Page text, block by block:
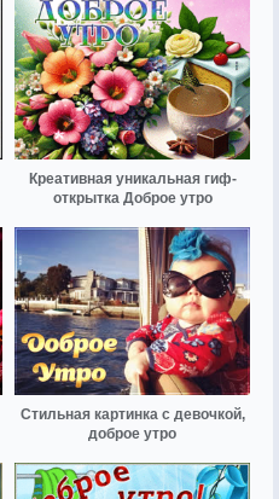
Креативная уникальная гиф-
открытка Доброе утро
Стильная картинка с девочкой,
доброе утро